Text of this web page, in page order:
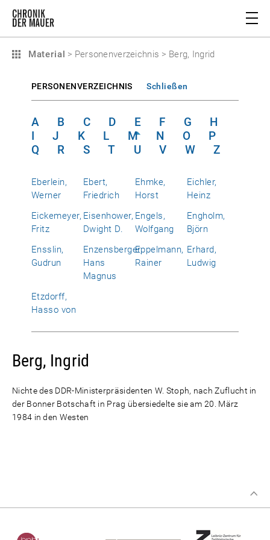
Material > Personenverzeichnis > Berg, Ingrid
PERSONENVERZEICHNIS Schließen
A B C D E F G
H
I
J K L M N O
P
Q
R S T U V W Z
Eberlein,
Werner
Ebert,
Friedrich
Ehmke,
Horst
Eichler,
Heinz
Eickemeyer,
Fritz
Eisenhower,
Dwight D.
Engels,
Wolfgang
Engholm,
Björn
Ensslin,
Gudrun
Enzensberger,
Hans
Magnus
Eppelmann,
Rainer
Erhard,
Ludwig
Etzdorff,
Hasso von
Berg, Ingrid
Nichte des DDR-Ministerpräsidenten W. Stoph, nach Zuflucht in
der Bonner Botschaft in Prag übersiedelte sie am 20. März
1984 in den Westen